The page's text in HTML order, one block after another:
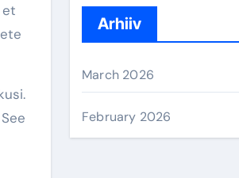
et
h
f
o
r
Arhiiv
March 2026
February 2026